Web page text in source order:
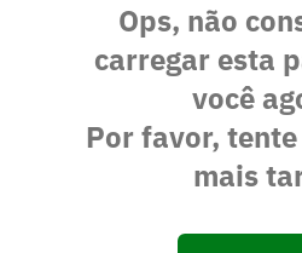
Ops, não
carregar esta
você
Por favor,
mais